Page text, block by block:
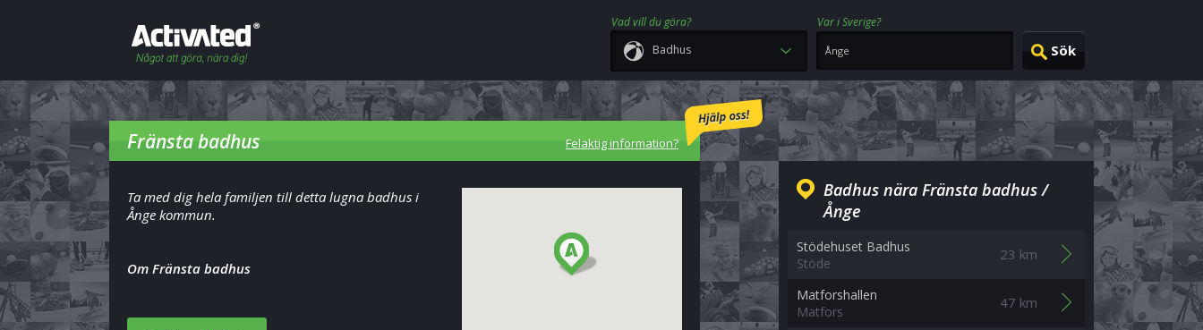
Vad vill du göra?
Var i Sverige?
Badhus
Fränsta badhus Felaktig information?
Ta med dig hela familjen till detta lugna badhus i
Ånge kommun.
Om Fränsta badhus
Badhus nära Fränsta badhus /
Ånge
Stödehuset Badhus
Stöde
23 km
Matforshallen
Matfors
47 km